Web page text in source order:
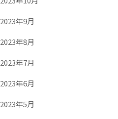
2023年9月
2023年8月
2023年7月
2023年6月
2023年5月